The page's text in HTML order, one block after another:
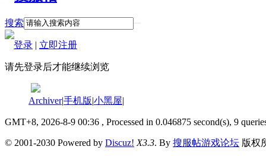
搜索
登录 | 立即注册
请先登录后才能继续浏览
Archiver|手机版|小黑屋|
GMT+8, 2026-8-9 00:36 , Processed in 0.046875 second(s), 9
© 2001-2030 Powered by Discuz! X3.3. By 搜服帖游戏论坛 版权